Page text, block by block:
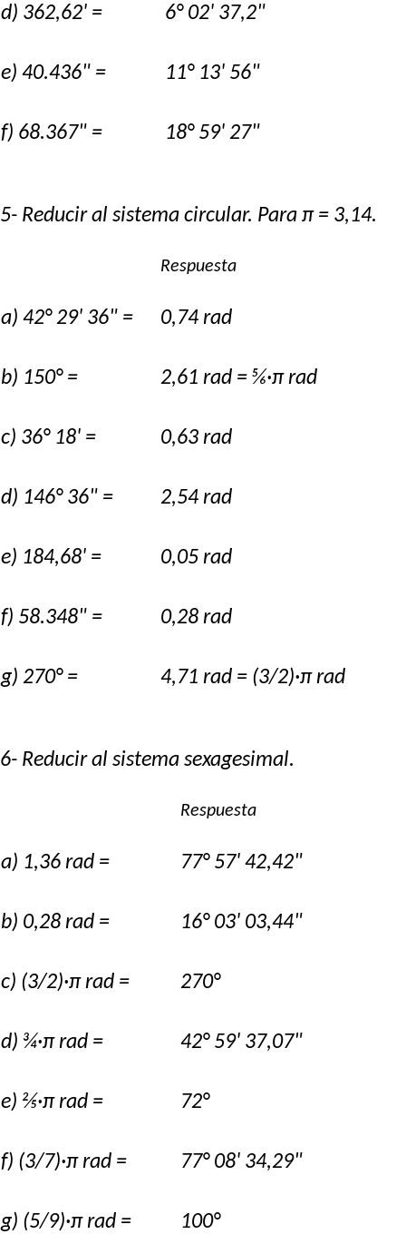
d) 362,62' =
e) 40.436" =
f) 68.367" =
6° 02' 37,2"
11° 13' 56"
18° 59' 27"
5- Reducir al sistema circular. Para π = 3,14.
Respuesta
a) 42° 29' 36" =
b) 150° =
c) 36° 18' =
d) 146° 36" =
e) 184,68' =
f) 58.348" =
g) 270° =
0,74 rad
2,61 rad = ⅚·π rad
0,63 rad
2,54 rad
0,05 rad
0,28 rad
4,71 rad = (3/2)·π rad
6- Reducir al sistema sexagesimal.
Respuesta
a) 1,36 rad =
b) 0,28 rad =
c) (3/2)·π rad =
d) ¾·π rad =
e) ⅖·π rad =
f) (3/7)·π rad =
g) (5/9)·π rad =
77° 57' 42,42"
16° 03' 03,44"
270°
42° 59' 37,07"
72°
77° 08' 34,29"
100°